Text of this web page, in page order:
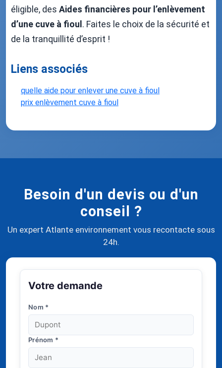
éligible, des Aides financières pour l’enlèvement
d’une cuve à fioul . Faites le choix de la sécurité et
de la tranquillité d’esprit !
Liens associés
quelle aide pour enlever une cuve à fioul
prix enlèvement cuve à fioul
Besoin d'un devis ou d'un
conseil ?
Un expert Atlante environnement vous recontacte sous
24h.
Votre demande
Nom *
Prénom *